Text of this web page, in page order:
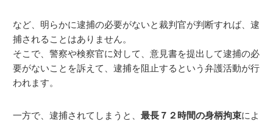
など、明らかに逮捕の必要がないと裁判官が判断すれば、逮
捕されることはありません。
そこで、警察や検察官に対して、意見書を提出して逮捕の必
要がないことを訴えて、逮捕を阻止するという弁護活動が行
われます。
一方で、逮捕されてしまうと、最長７２時間の身柄拘束によ